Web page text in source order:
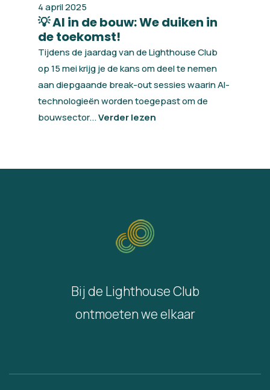
4 april 2025
💡 AI in de bouw: We duiken in
de toekomst!
Tijdens de jaardag van de Lighthouse Club
op 15 mei krijg je de kans om deel te nemen
aan diepgaande break-out sessies waarin AI-
technologieën worden toegepast om de
bouwsector...Verder lezen
Bij de Lighthouse Club
ontmoeten we elkaar